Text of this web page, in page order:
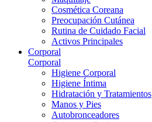
Cosmética Coreana
Preocupación Cutánea
Rutina de Cuidado Facial
Activos Principales
Corporal
Corporal
Higiene Corporal
Higiene Íntima
Hidratación y Tratamientos
Manos y Pies
Autobronceadores